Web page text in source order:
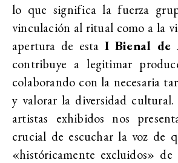
lo que significa la fuerza
vinculación al ritual como a la
apertura de esta I Bienal de
contribuye a legitimar
colaborando con la necesaria
y valorar la diversidad cultural.
artistas exhibidos nos
crucial de escuchar la voz de
«históricamente excluidos»